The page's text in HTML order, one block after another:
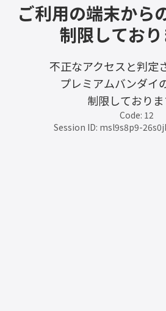
ご利用の端末から
制限しており
不正なアクセスと判定
プレミアムバンダイ
制限しておりま
Code: 12
Session ID: msl9s8p9-